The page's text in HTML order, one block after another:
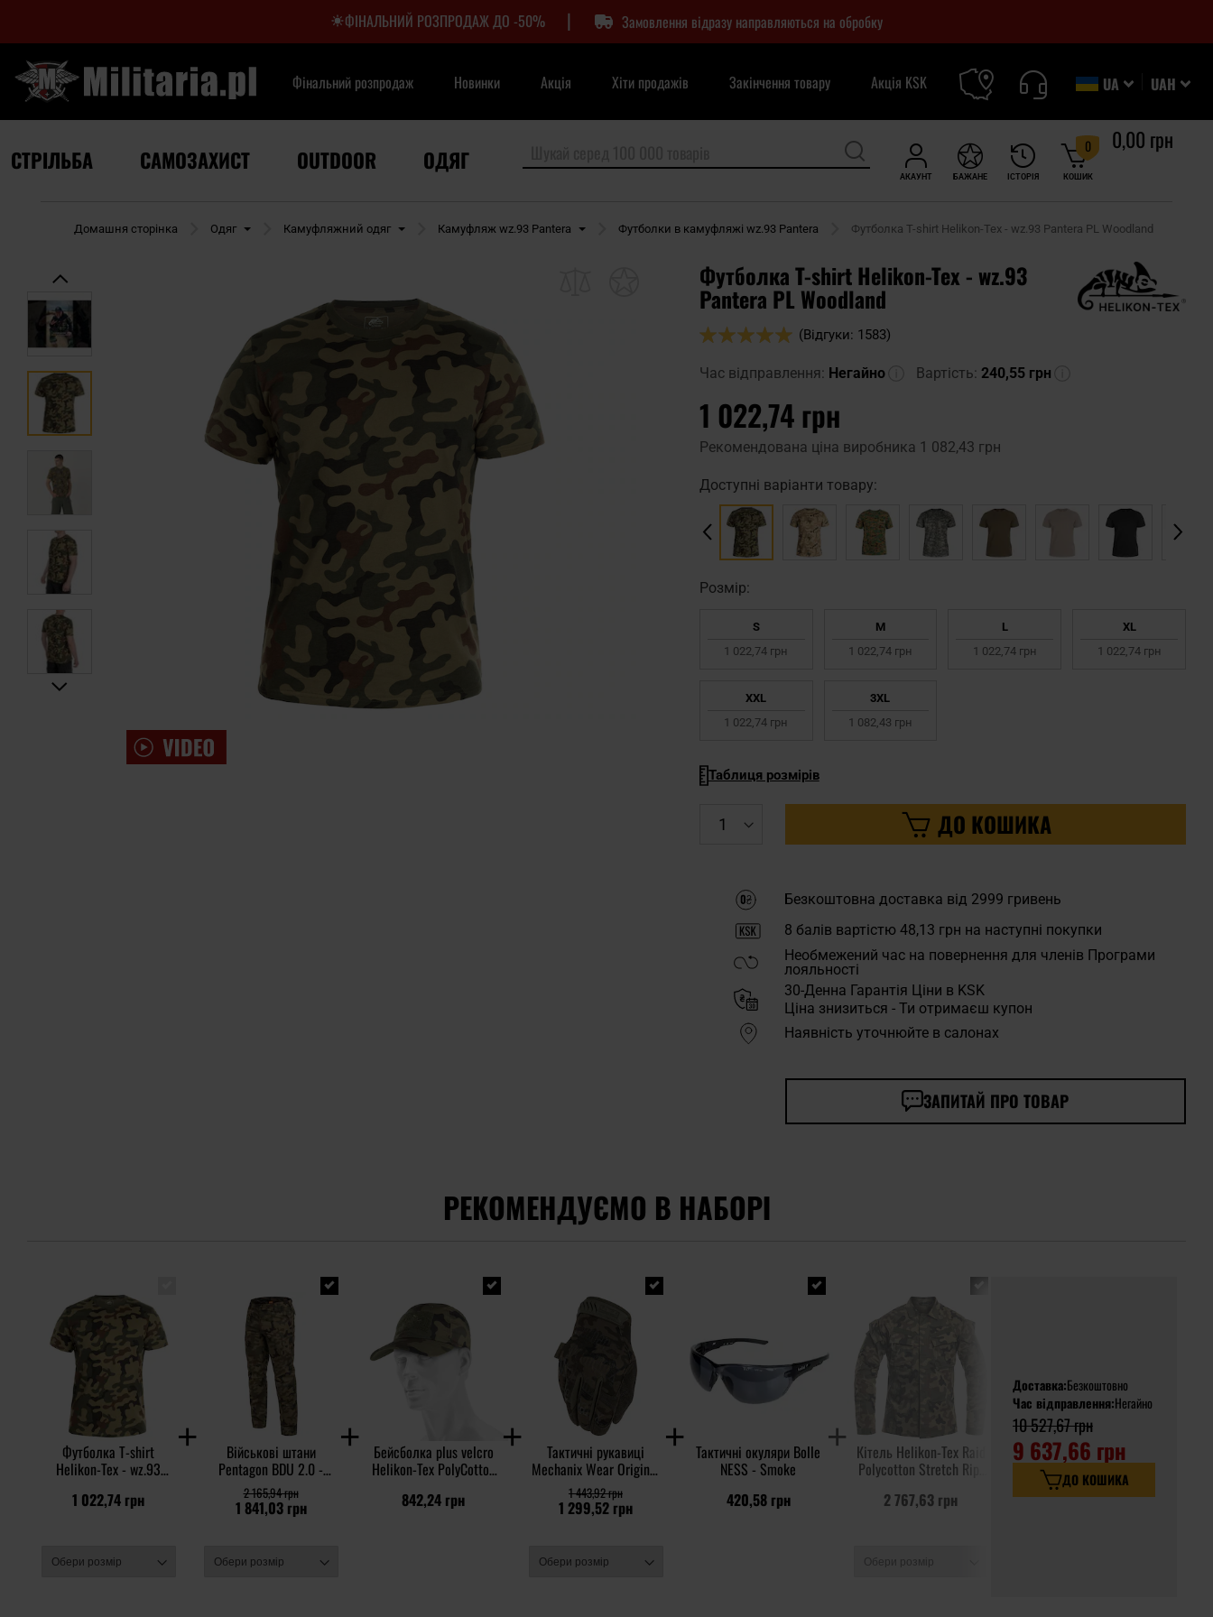
ФІНАЛЬНИЙ РОЗПРОДАЖ ДО -50% | Замовлення відразу направляються на обробку
UAH
UA
Фінальний розпродаж Новинки Акція Хіти продажів Закінчення товару Акція KSK
АКАУНТ ІСТОРІЯ
БАЖАНЕ КОШИК
0 0,00 грн
СТРІЛЬБА САМОЗАХИСТ OUTDOOR ОДЯГ
Домашня сторінка Одяг Камуфляжний одяг Камуфляж wz.93 Pantera Футболки в камуфляжі wz.93 Pantera Футболка T-shirt Helikon-Tex - wz.93 Pantera PL Woodland
Футболка T-shirt Helikon-Tex - wz.93
Pantera PL Woodland
Оцінка:
(Відгуки: 1583)
Час відправлення: Негайно Вартість: 240,55 грн
1 022,74 грн
Рекомендована ціна виробника 1 082,43 грн
Доступні варіанти товару:
Pозмір:
S
1 022,74 грн
M
1 022,74 грн
L
1 022,74 грн
XL
1 022,74 грн
XXL
1 022,74 грн
3XL
1 082,43 грн
Таблиця розмірів
ДО КОШИКА
Безкоштовна доставка від 2999 гривень
8 балів вартістю 48,13 грн на наступні покупки
Необмежений час на повернення для членів Програми
лояльності
30-Денна Гарантія Ціни в KSK
Ціна знизиться - Ти отримаєш купон
Наявність уточнюйте в салонах
ЗАПИТАЙ ПРО ТОВАР
РЕКОМЕНДУЄМО В НАБОРІ
Футболка T-shirt
Helikon-Tex - wz.93
1 022,74 грн
Військові штани
Pentagon BDU 2.0 -
wz.93 Pantera PL
Woodland
1 841,03 грн
2 165,94 грн
Бейсболка plus velcro
Helikon-Tex PolyCotton
PL Woodland
842,24 грн
Тактичні рукавиці
Mechanix Wear Original
- wz.93 Pantera PL
Woodland
1 299,52 грн
1 443,92 грн
Тактичні окуляри Bolle
NESS - Smoke
420,58 грн
Кітель Helikon-Tex Raid
Polycotton Stretch Rip-
Woodlandd
2 767,63 грн
Мультитул Badger
Outdoor Thorn - Black
1 443,92 грн
Доставка:Безкоштовно
Час відправлення:Негайно
10 527,67 грн
9 637,66 грн
ДО КОШИКА